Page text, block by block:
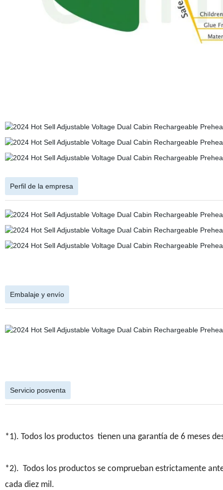
Perfil de la empresa
Embalaje y envío
Servicio posventa
*1). Todos los productos tienen una garantía de 6 meses
*2). Todos los productos se comprueban estrictamente
cada diez mil.